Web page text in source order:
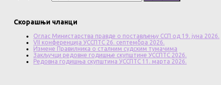
Скорашњи чланци
Оглас Министарства правде о постављењу ССП од 19. јуна 2026.
VII конференција УССПТС 26. септембра 2026.
Измене Правилника о сталним судским тумачима
Закључци редовне годишње скупштине УССПТС 2026.
Редовна годишња скупштина УССПТС 11. марта 2026.